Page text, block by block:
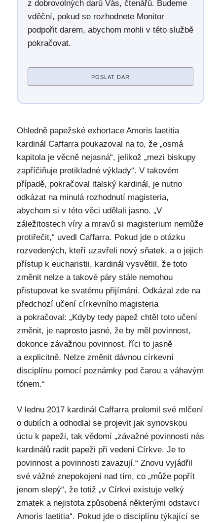
z dobrovolných darů Vás, čtenářů. Budeme
vděční, pokud se rozhodnete Monitor
podpořit darem, abychom mohli v této službě
pokračovat.
POSLAT DAR
Ohledně papežské exhortace Amoris laetitia
kardinál Caffarra poukazoval na to, že „osmá
kapitola je věcně nejasná“, jelikož „mezi biskupy
zapříčiňuje protikladné výklady“. V takovém
případě, pokračoval italský kardinál, je nutno
odkázat na minulá rozhodnutí magisteria,
abychom si v této věci udělali jasno. „V
záležitostech víry a mravů si magisterium nemůže
protiřečit,“ uvedl Caffarra. Pokud jde o otázku
rozvedených, kteří uzavřeli nový sňatek, a o jejich
přístup k eucharistii, kardinál vysvětlil, že toto
změnit nelze a takové páry stále nemohou
přistupovat ke svatému přijímání. Odkázal zde na
předchozí učení církevního magisteria
a pokračoval: „Kdyby tedy papež chtěl toto učení
změnit, je naprosto jasné, že by měl povinnost,
dokonce závažnou povinnost, říci to jasně
a explicitně. Nelze změnit dávnou církevní
disciplínu pomocí poznámky pod čarou a váhavým
tónem.“
V lednu 2017 kardinál Caffarra prolomil své mlčení
o dubiích a odhodlal se projevit jak synovskou
úctu k papeži, tak vědomí „závažné povinnosti nás
kardinálů radit papeži při vedení Církve. Je to
povinnost a povinnosti zavazují.“ Znovu vyjádřil
své vážné znepokojení nad tím, co „může popřít
jenom slepý“, že totiž „v Církvi existuje velký
zmatek a nejistota způsobená některými odstavci
Amoris laetitia“. Pokud jde o disciplínu týkající se